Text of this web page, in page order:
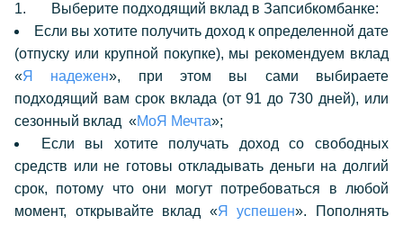
1.
Выберите подходящий вклад в Запсибкомбанке:
Если вы хотите получить доход к определенной дате
(отпуску или крупной покупке), мы рекомендуем вклад
«Я надежен», при этом вы сами выбираете
подходящий вам срок вклада (от 91 до 730 дней), или
сезонный вклад «МоЯ Мечта»;
Если вы хотите получать доход со свободных
средств или не готовы откладывать деньги на долгий
срок, потому что они могут потребоваться в любой
момент, открывайте вклад «Я успешен».
Пополнять